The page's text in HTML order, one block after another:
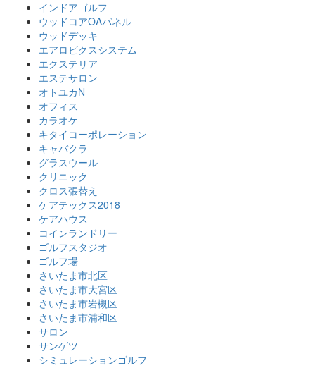
インドアゴルフ
ウッドコアOAパネル
ウッドデッキ
エアロビクスシステム
エクステリア
エステサロン
オトユカN
オフィス
カラオケ
キタイコーポレーション
キャバクラ
グラスウール
クリニック
クロス張替え
ケアテックス2018
ケアハウス
コインランドリー
ゴルフスタジオ
ゴルフ場
さいたま市北区
さいたま市大宮区
さいたま市岩槻区
さいたま市浦和区
サロン
サンゲツ
シミュレーションゴルフ